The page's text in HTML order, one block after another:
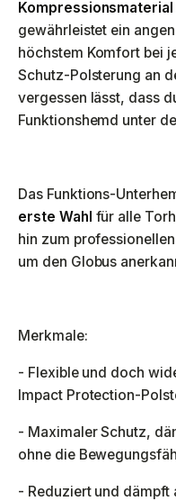
Kompressionsmaterial
gewährleistet ein
höchstem Komfort bei
Schutz-Polsterung an
vergessen lässt, dass
Funktionshemd unter
Das Funktions-
erste Wahl für alle
hin zum
um den Globus
Merkmale:
- Flexible und doch
Impact Protection-
- Maximaler Schutz,
ohne die
- Reduziert und dämpft